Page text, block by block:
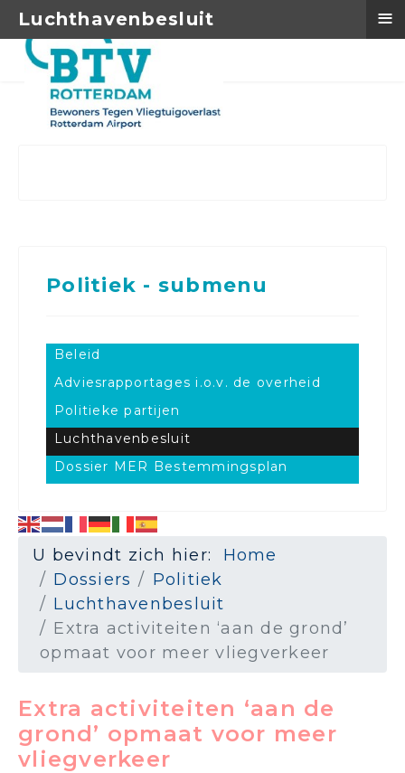
Politiek - submenu
Beleid
Adviesrapportages i.o.v. de overheid
Politieke partijen
Luchthavenbesluit
Dossier MER Bestemmingsplan
U bevindt zich hier: Home
Dossiers
Politiek
Luchthavenbesluit
Extra activiteiten ‘aan de grond’
opmaat voor meer vliegverkeer
Extra activiteiten ‘aan de
grond’ opmaat voor meer
vliegverkeer
Luchthavenbesluit ≡